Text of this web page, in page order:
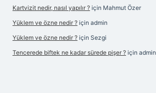
Kartvizit nedir, nasıl yapılır ? için Mahmut Özer
Yüklem ve özne nedir ? için admin
Yüklem ve özne nedir ? için Sezgi
Tencerede biftek ne kadar sürede pişer ? için admin